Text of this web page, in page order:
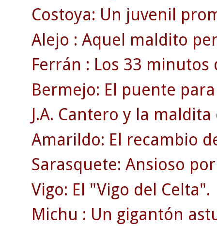
Costoya: Un juvenil
Alejo : Aquel maldito
Ferrán : Los 33 minutos
Bermejo: El puente
J.A. Cantero y la maldita
Amarildo: El recambio
Sarasquete: Ansioso
Vigo: El "Vigo del Celta".
Michu : Un gigantón